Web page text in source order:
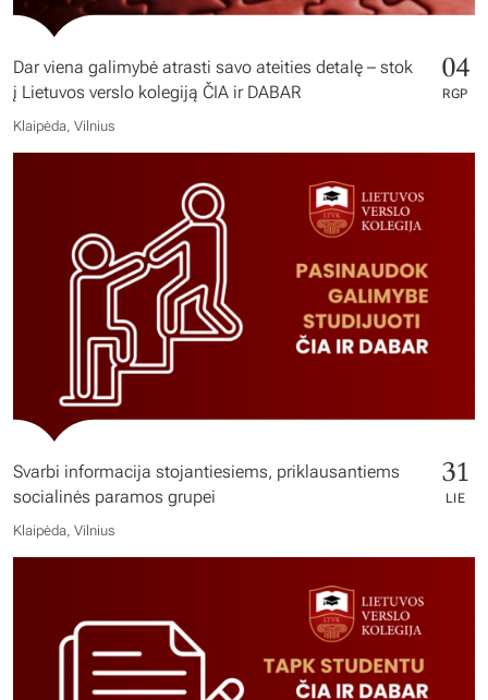
Dar viena galimybė atrasti savo ateities detalę – stok
į Lietuvos verslo kolegiją ČIA ir DABAR
04
RGP
Klaipėda, Vilnius
Svarbi informacija stojantiesiems, priklausantiems
socialinės paramos grupei
31
LIE
Klaipėda, Vilnius